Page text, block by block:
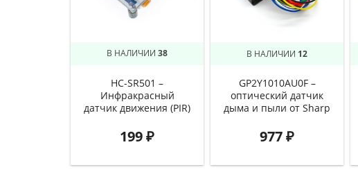
В НАЛИЧИИ 38
HC-SR501 –
Инфракрасный
датчик движения (PIR)
199₽
В НАЛИЧИИ 12
GP2Y1010AU0F –
оптический датчик
дыма и пыли от Sharp
977₽